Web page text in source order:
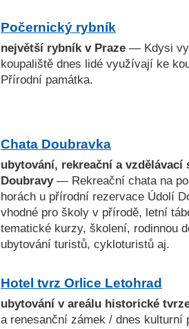
Počernický rybník
největší rybník v Praze — Kdysi
koupaliště dnes lidé využívají ke
Přírodní památka.
Chata Doubravka
ubytování, rekreační a vzdělávací
Doubravy— Rekreační chata na
horách u přírodní rezervace Údolí
vhodné pro školy v přírodě, letní
tematické kurzy, školení, rodinnou
ubytování turistů, cykloturistů aj.
Hotel tvrz Orlice Letohrad
ubytování v areálu historické
a renesanční zámek / dnes kulturní